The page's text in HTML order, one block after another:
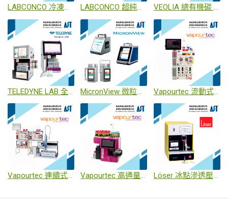
LABCONCO 冷凍乾燥機 LABCONCO 超純水製造機 / 玻璃器皿清洗機 / 離心濃縮機 VEOLIA 總有機碳 (TOC) 分析儀 / 感測器 / 偵測器 // 內毒素分析儀 // 快速生物負荷分析儀
TELEDYNE LAB 全自動純化系統 / 全自動製備級純化系統 MicronView 微粒子計數器 / 即時浮游菌監測系統 / 浮游菌採樣器 Vapourtec 流動式化學合成系統
Vapourtec 連續式胜肽合成系統 Vapourtec 高通量胜肽合成系統 Löser 冰點滲透壓分析儀